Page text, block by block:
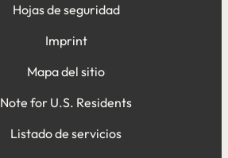
Hojas de seguridad
Imprint
Mapa del sitio
Note for U.S. Residents
Listado de servicios